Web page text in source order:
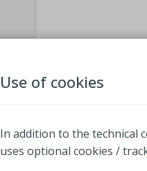
Use of cookies
In addition to the technical
uses optional cookies /